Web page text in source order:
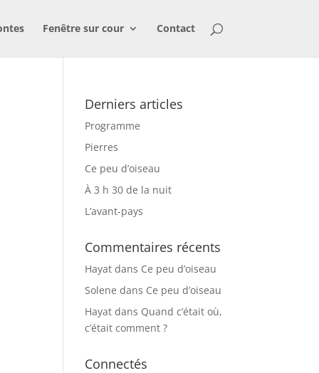
Fenêtre sur cour Contact
Derniers articles
Programme
Pierres
Ce peu d’oiseau
À 3 h 30 de la nuit
L’avant-pays
Commentaires récents
Hayat dans Ce peu d’oiseau
Solene dans Ce peu d’oiseau
Hayat dans Quand c’était où,
c’était comment ?
Connectés